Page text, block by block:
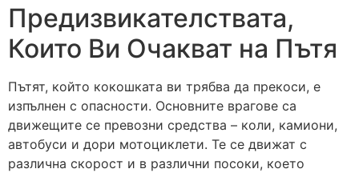
Предизвикателствата,
Които Ви Очакват на Пътя
Пътят, който кокошката ви трябва да прекоси, е
изпълнен с опасности. Основните врагове са
движещите се превозни средства – коли, камиони,
автобуси и дори мотоциклети. Те се движат с
различна скорост и в различни посоки, което